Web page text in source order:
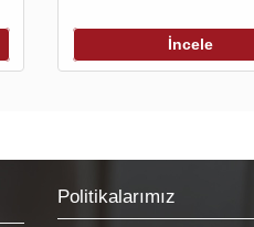
İncele
Politikalarımız